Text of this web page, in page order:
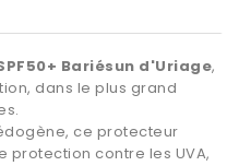
Bariésun d'Uriage,
dans le plus grand
ce protecteur
protection contre les UVA,